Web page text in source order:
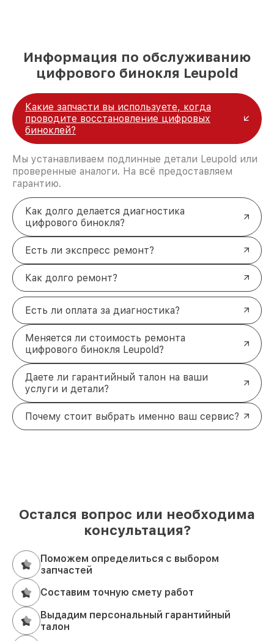
Информация по обслуживанию
цифрового бинокля Leupold
Какие запчасти вы используете, когда
проводите восстановление цифровых
биноклей?
Мы устанавливаем подлинные детали Leupold или
проверенные аналоги. На всё предоставляем
гарантию.
Как долго делается диагностика
цифрового бинокля?
Есть ли экспресс ремонт?
Как долго ремонт?
Есть ли оплата за диагностика?
Меняется ли стоимость ремонта
цифрового бинокля Leupold?
Даете ли гарантийный талон на ваши
услуги и детали?
Почему стоит выбрать именно ваш сервис?
Остался вопрос или необходима
консультация?
Поможем определиться с выбором
запчастей
Составим точную смету работ
Выдадим персональный гарантийный
талон